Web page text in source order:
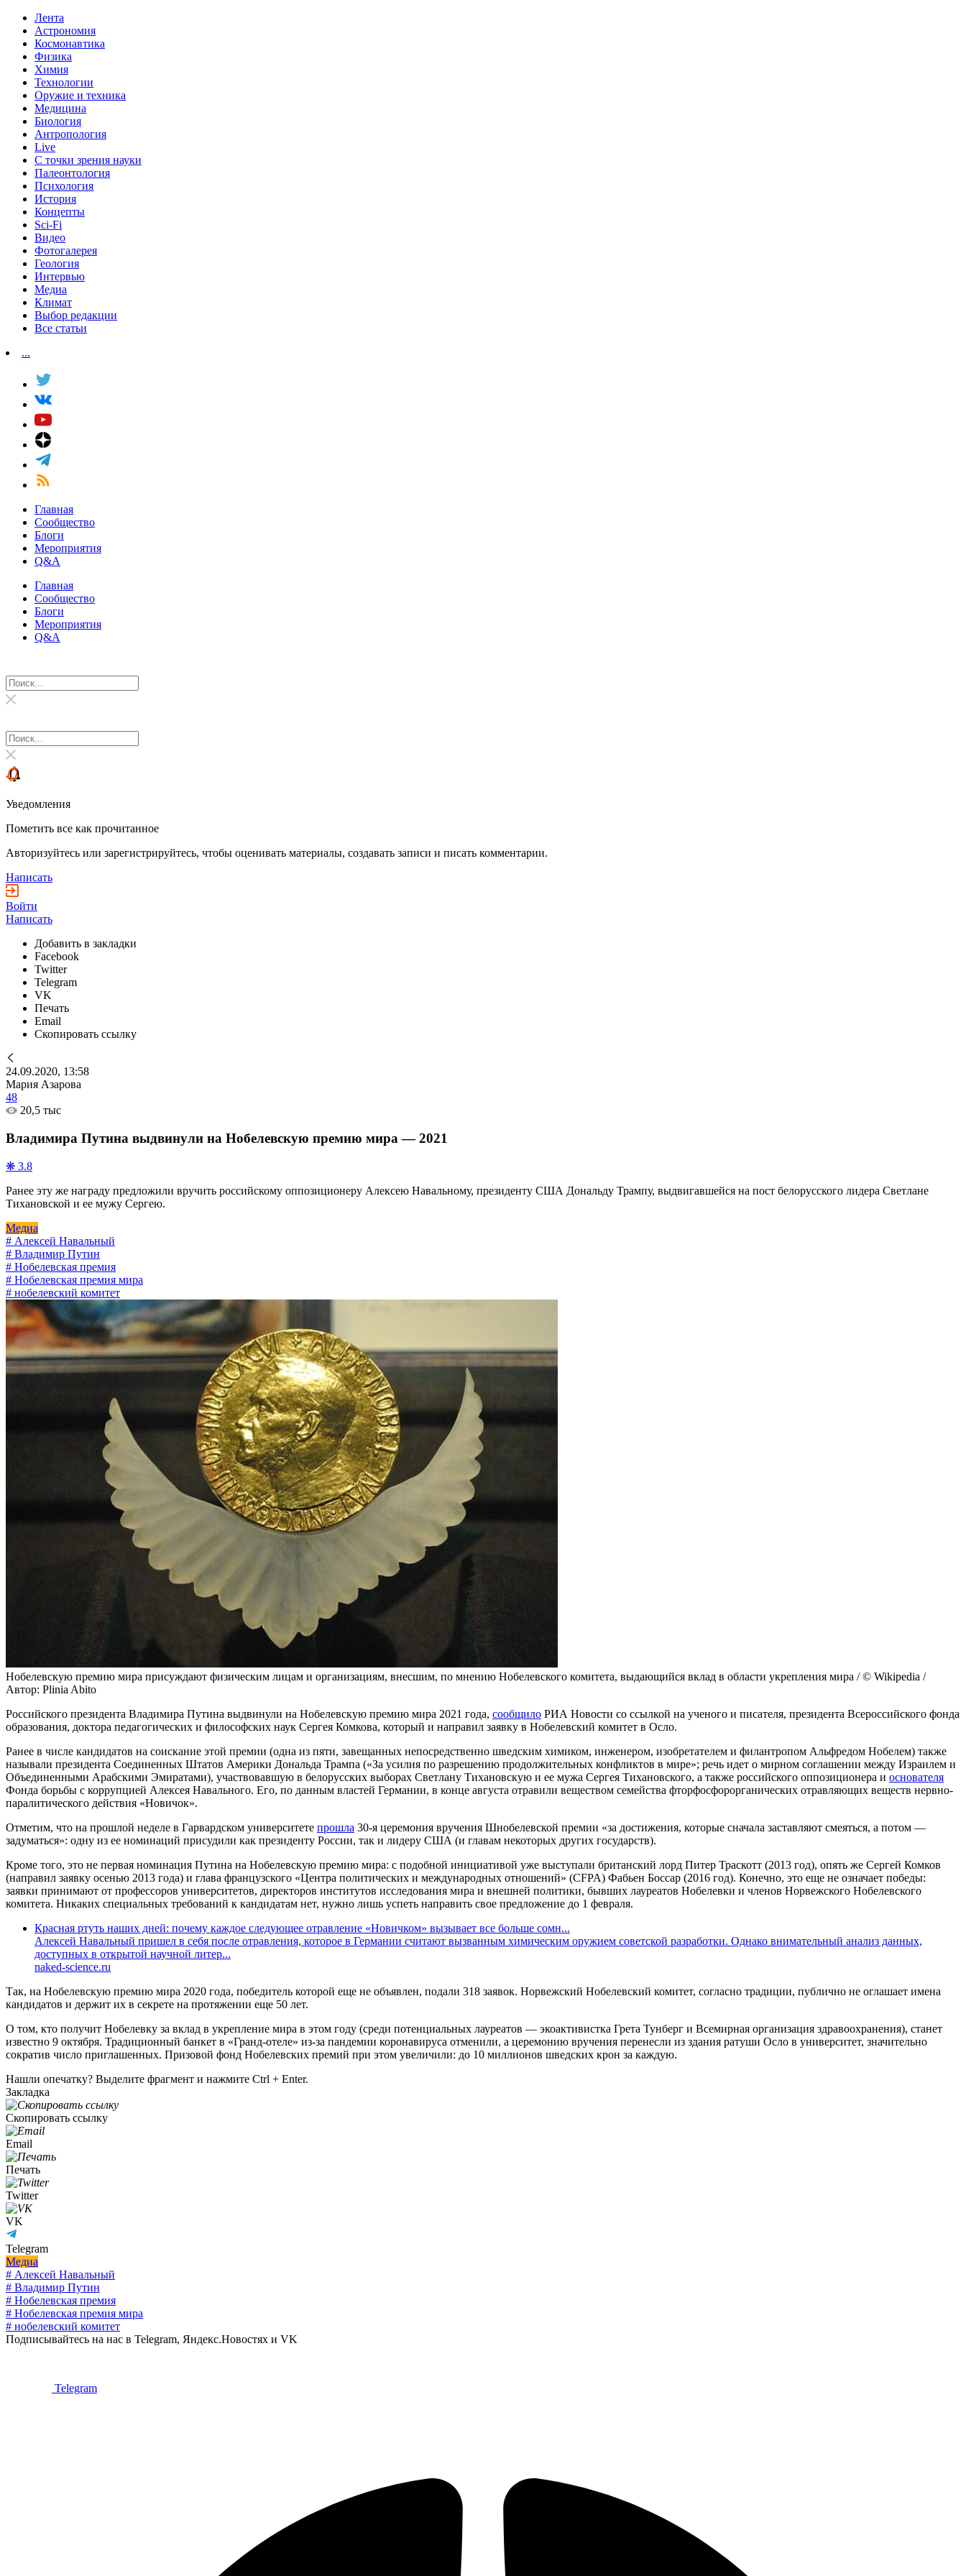
Лента
Астрономия
Космонавтика
Физика
Химия
Технологии
Оружие и техника
Медицина
Биология
Антропология
Live
С точки зрения науки
Палеонтология
Психология
История
Концепты
Sci-Fi
Видео
Фотогалерея
Геология
Интервью
Медиа
Климат
Выбор редакции
Все статьи
...
Главная
Сообщество
Блоги
Мероприятия
Q&A
Главная
Сообщество
Блоги
Мероприятия
Q&A
Уведомления
Пометить все как прочитанное
Авторизуйтесь или зарегистрируйтесь, чтобы оценивать материалы, создавать записи и писать комментарии.
Написать
Войти
Написать
Добавить в закладки
Facebook
Twitter
Telegram
VK
Печать
Email
Скопировать ссылку
24.09.2020, 13:58
Мария Азарова
48
20,5 тыс
Владимира Путина выдвинули на Нобелевскую премию мира — 2021
❋ 3.8
Ранее эту же награду предложили вручить российскому оппозиционеру Алексею Навальному, президенту США Дональду Трампу, выдвигавшейся на пост белорусского лидера Светлане
Тихановской и ее мужу Сергею.
Медиа
# Алексей Навальный
# Владимир Путин
# Нобелевская премия
# Нобелевская премия мира
# нобелевский комитет
Нобелевскую премию мира присуждают физическим лицам и организациям, внесшим, по мнению Нобелевского комитета, выдающийся вклад в области укрепления мира / © Wikipedia /
Автор: Plinia Abito
Российского президента Владимира Путина выдвинули на Нобелевскую премию мира 2021 года, сообщило РИА Новости со ссылкой на ученого и писателя, президента Всероссийского фонда
образования, доктора педагогических и философских наук Сергея Комкова, который и направил заявку в Нобелевский комитет в Осло.
Ранее в числе кандидатов на соискание этой премии (одна из пяти, завещанных непосредственно шведским химиком, инженером, изобретателем и филантропом Альфредом Нобелем) также
называли президента Соединенных Штатов Америки Дональда Трампа («За усилия по разрешению продолжительных конфликтов в мире»; речь идет о мирном соглашении между Израилем и
Объединенными Арабскими Эмиратами), участвовавшую в белорусских выборах Светлану Тихановскую и ее мужа Сергея Тихановского, а также российского оппозиционера и основателя
Фонда борьбы с коррупцией Алексея Навального. Его, по данным властей Германии, в конце августа отравили веществом семейства фторфосфорорганических отравляющих веществ нервно-
паралитического действия «Новичок».
Отметим, что на прошлой неделе в Гарвардском университете прошла 30-я церемония вручения Шнобелевской премии «за достижения, которые сначала заставляют смеяться, а потом —
задуматься»: одну из ее номинаций присудили как президенту России, так и лидеру США (и главам некоторых других государств).
Кроме того, это не первая номинация Путина на Нобелевскую премию мира: с подобной инициативой уже выступали британский лорд Питер Траскотт (2013 год), опять же Сергей Комков
(направил заявку осенью 2013 года) и глава французского «Центра политических и международных отношений» (CFPA) Фабьен Боссар (2016 год). Конечно, это еще не означает победы:
заявки принимают от профессоров университетов, директоров институтов исследования мира и внешней политики, бывших лауреатов Нобелевки и членов Норвежского Нобелевского
комитета. Никаких специальных требований к кандидатам нет, нужно лишь успеть направить свое предложение до 1 февраля.
Красная ртуть наших дней: почему каждое следующее отравление «Новичком» вызывает все больше сомн...
Алексей Навальный пришел в себя после отравления, которое в Германии считают вызванным химическим оружием советской разработки. Однако внимательный анализ данных,
доступных в открытой научной литер...
naked-science.ru
Так, на Нобелевскую премию мира 2020 года, победитель которой еще не объявлен, подали 318 заявок. Норвежский Нобелевский комитет, согласно традиции, публично не оглашает имена
кандидатов и держит их в секрете на протяжении еще 50 лет.
О том, кто получит Нобелевку за вклад в укрепление мира в этом году (среди потенциальных лауреатов — экоактивистка Грета Тунберг и Всемирная организация здравоохранения), станет
известно 9 октября. Традиционный банкет в «Гранд-отеле» из-за пандемии коронавируса отменили, а церемонию вручения перенесли из здания ратуши Осло в университет, значительно
сократив число приглашенных. Призовой фонд Нобелевских премий при этом увеличили: до 10 миллионов шведских крон за каждую.
Нашли опечатку? Выделите фрагмент и нажмите Ctrl + Enter.
Закладка
Скопировать ссылку
Email
Печать
Twitter
VK
Telegram
Медиа
# Алексей Навальный
# Владимир Путин
# Нобелевская премия
# Нобелевская премия мира
# нобелевский комитет
Подписывайтесь на нас в Telegram, Яндекс.Новостях и VK
Telegram